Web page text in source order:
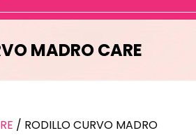
MADRO CARE
/ RODILLO CURVO MADRO